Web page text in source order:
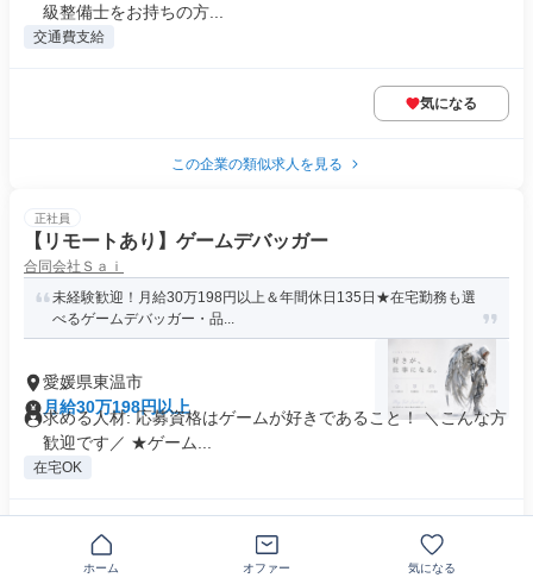
級整備士をお持ちの方...
交通費支給
気になる
この企業の類似求人を見る
正社員
【リモートあり】ゲームデバッガー
合同会社Ｓａｉ
未経験歓迎！月給30万198円以上＆年間休日135日★在宅勤務も選
べるゲームデバッガー・品...
愛媛県東温市
月給30万198円以上
求める人材: 応募資格はゲームが好きであること！ ＼こんな方
歓迎です／ ★ゲーム...
在宅OK
気になる
ホーム オファー 気になる